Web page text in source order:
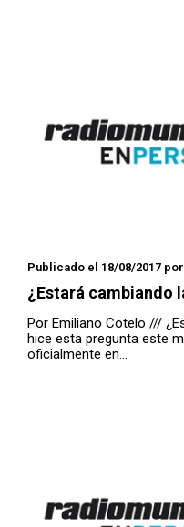
Publicado el 18/08/2017 por
¿Estará cambiando
Por Emiliano Cotelo ///
hice esta pregunta este
oficialmente en…